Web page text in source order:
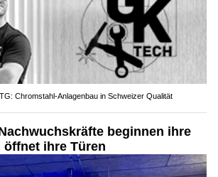
Chromstahl-Anlagenbau in Schweizer Qualität
beginnen ihre
öffnet ihre Türen